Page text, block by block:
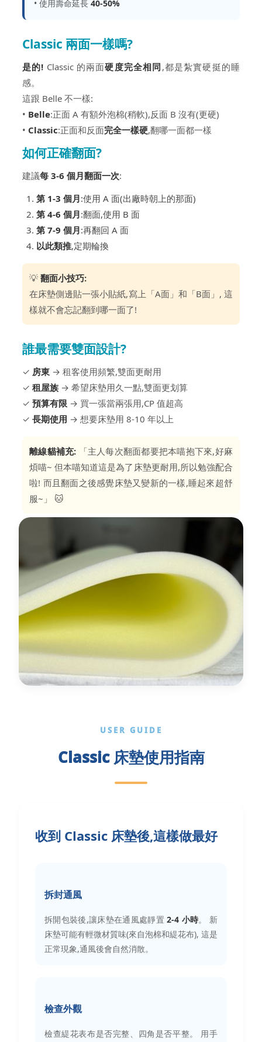
• 使用壽命延長 40-50%
Classic 兩面一樣嗎?
是的! Classic 的兩面硬度完全相同 ,都是紮實硬挺的睡
感。
這跟 Belle 不一樣:
• Belle:正面 A 有額外泡棉(稍軟),反面 B 沒有(更硬)
• Classic:正面和反面完全一樣硬,翻哪一面都一樣
如何正確翻面?
建議每 3-6 個月翻面一次:
第 1-3 個月:使用 A 面(出廠時朝上的那面)
第 4-6 個月:翻面,使用 B 面
第 7-9 個月:再翻回 A 面
以此類推,定期輪換
💡 翻面小技巧:
在床墊側邊貼一張小貼紙,寫上「A面」和「B面」, 這
樣就不會忘記翻到哪一面了!
誰最需要雙面設計?
✓ 房東 → 租客使用頻繁,雙面更耐用
✓ 租屋族 → 希望床墊用久一點,雙面更划算
✓ 預算有限 → 買一張當兩張用,CP 值超高
✓ 長期使用 → 想要床墊用 8-10 年以上
離線貓補充: 「主人每次翻面都要把本喵抱下來,好麻
煩喵~ 但本喵知道這是為了床墊更耐用,所以勉強配合
啦! 而且翻面之後感覺床墊又變新的一樣,睡起來超舒
服~」 🐱
USER GUIDE
Classic 床墊使用指南
收到 Classic 床墊後,這樣做最好
拆封通風
拆開包裝後,讓床墊在通風處靜置2-4 小時。 新
床墊可能有輕微材質味(來自泡棉和緹花布), 這是
正常現象,通風後會自然消散。
檢查外觀
檢查緹花表布是否完整、四角是否平整。 用手